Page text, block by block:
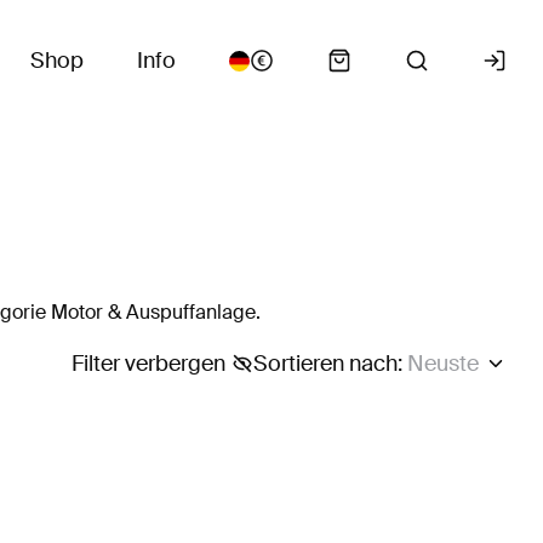
Shop Info
Motor & Auspuffanlage.
Sortieren nach: Neuste
Filter verbergen